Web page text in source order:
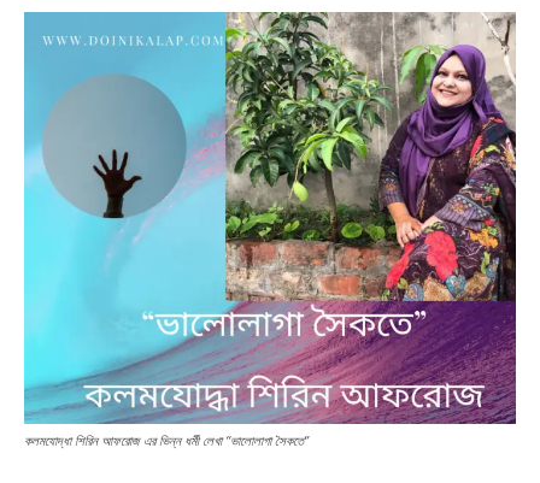
কলমযোদ্ধা শিরিন আফরোজ এর ভিন্ন ধর্মী লেখা “ভালোলাগা সৈকতে”